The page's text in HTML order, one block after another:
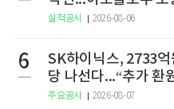
구
실적공시 2026-08-06
6
SK하이닉스, 2733억
당 나선다...“추가 환
개”
주요공시 2026-08-07